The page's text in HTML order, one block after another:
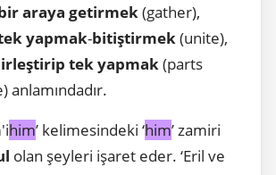
araya getirmek(gather),
yapmak-bitiştirmek(unite),
tek yapmak(parts
anlamındadır.
him’ kelimesindeki ‘him’ zamiri
olan şeyleri işaret eder. ‘Eril ve